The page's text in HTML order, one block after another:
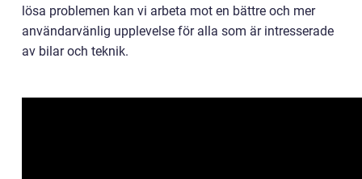
lösa problemen kan vi arbeta mot en bättre och mer
användarvänlig upplevelse för alla som är intresserade
av bilar och teknik.